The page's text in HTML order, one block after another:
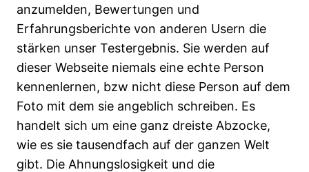
anzumelden, Bewertungen und
Erfahrungsberichte von anderen Usern die
stärken unser Testergebnis. Sie werden auf
dieser Webseite niemals eine echte Person
kennenlernen, bzw nicht diese Person auf dem
Foto mit dem sie angeblich schreiben. Es
handelt sich um eine ganz dreiste Abzocke,
wie es sie tausendfach auf der ganzen Welt
gibt. Die Ahnungslosigkeit und die